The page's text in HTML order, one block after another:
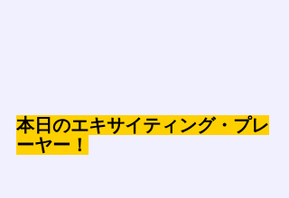
本日のエキサイティング・プレ
ーヤー！